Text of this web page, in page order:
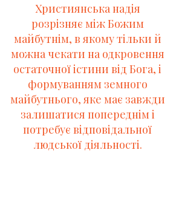
Християнська надія
розрізняє між Божим
майбутнім, в якому тільки й
можна чекати на одкровення
остаточної істини від Бога, і
формуванням земного
майбутнього, яке має завжди
залишатися попереднім і
потребує відповідальної
людської діяльності.